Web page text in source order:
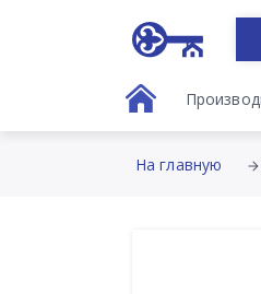
На главную